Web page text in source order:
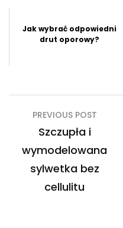
Jak wybrać odpowiedni
drut oporowy?
Nawigacja
wpisu
PREVIOUS POST
Szczupła i
wymodelowana
sylwetka bez
cellulitu